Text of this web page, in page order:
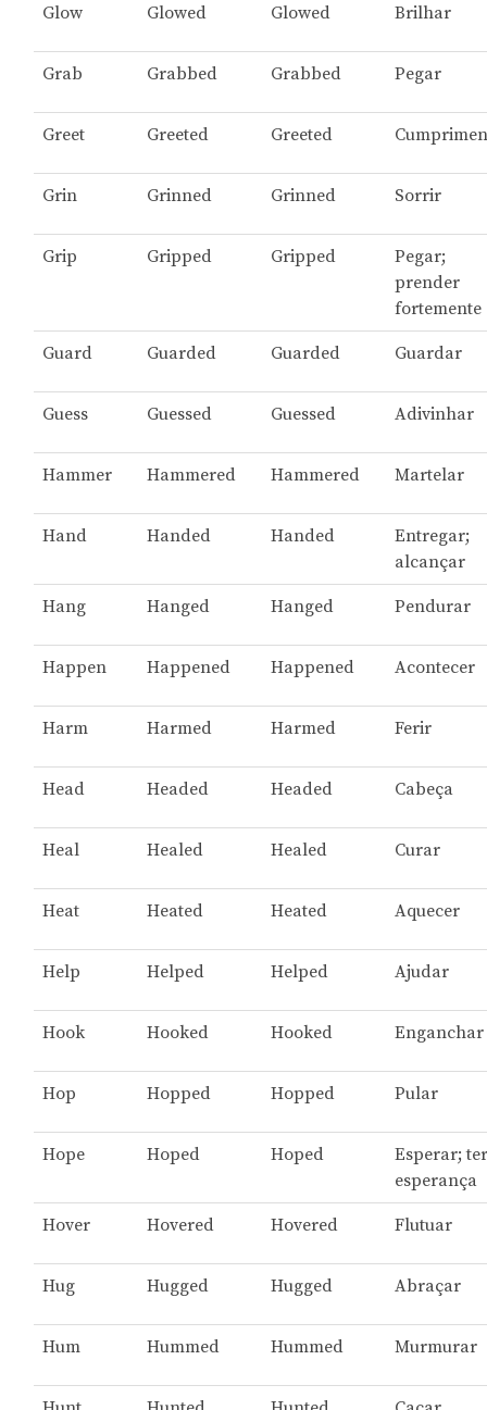
Glow Glowed Glowed Brilhar
Grab Grabbed Grabbed Pegar
Greet Greeted Greeted
Grin Grinned Grinned Sorrir
Grip Gripped Gripped
Pegar;
prender
fortemente
Guard Guarded Guarded Guardar
Guess Guessed Guessed Adivinhar
Hammer Hammered Hammered Martelar
Hand Handed Handed
Entregar;
alcançar
Hang Hanged Hanged Pendurar
Happen Happened Happened Acontecer
Harm Harmed Harmed Ferir
Head Headed Headed Cabeça
Heal Healed Healed Curar
Heat Heated Heated Aquecer
Help Helped Helped Ajudar
Hook Hooked Hooked Enganchar
Hop Hopped Hopped Pular
Hope Hoped Hoped
Esperar;
esperança
Hover Hovered Hovered Flutuar
Hug Hugged Hugged Abraçar
Hum Hummed Hummed Murmurar